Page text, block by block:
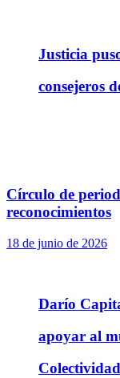
Justicia
consejeros
Darío
apoyar al
Círculo de
reconocimientos
18 de junio de 2026